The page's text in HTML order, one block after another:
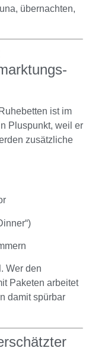
übernachten,
ist im
Pluspunkt, weil er
zusätzliche
Wer den
Paketen arbeitet
damit spürbar